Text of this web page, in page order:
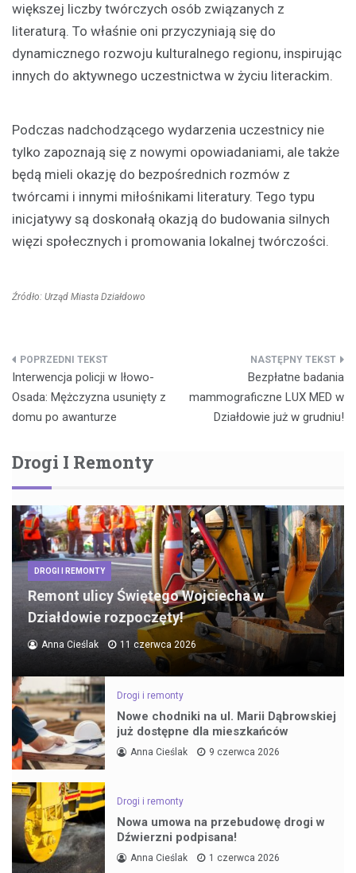
większej liczby twórczych osób związanych z
literaturą. To właśnie oni przyczyniają się do
dynamicznego rozwoju kulturalnego regionu, inspirując
innych do aktywnego uczestnictwa w życiu literackim.
Podczas nadchodzącego wydarzenia uczestnicy nie
tylko zapoznają się z nowymi opowiadaniami, ale także
będą mieli okazję do bezpośrednich rozmów z
twórcami i innymi miłośnikami literatury. Tego typu
inicjatywy są doskonałą okazją do budowania silnych
więzi społecznych i promowania lokalnej twórczości.
Źródło: Urząd Miasta Działdowo
Nawigacja
wpisu
Interwencja policji w Iłowo-
Osada: Mężczyzna usunięty z
domu po awanturze
Bezpłatne badania
mammograficzne LUX MED w
Działdowie już w grudniu!
Drogi I Remonty
DROGI I REMONTY
Remont ulicy Świętego Wojciecha w
Działdowie rozpoczęty!
Anna Cieślak 11 czerwca 2026
Drogi i remonty
Nowe chodniki na ul. Marii Dąbrowskiej
już dostępne dla mieszkańców
Anna Cieślak 9 czerwca 2026
Drogi i remonty
Nowa umowa na przebudowę drogi w
Dźwierzni podpisana!
Anna Cieślak 1 czerwca 2026